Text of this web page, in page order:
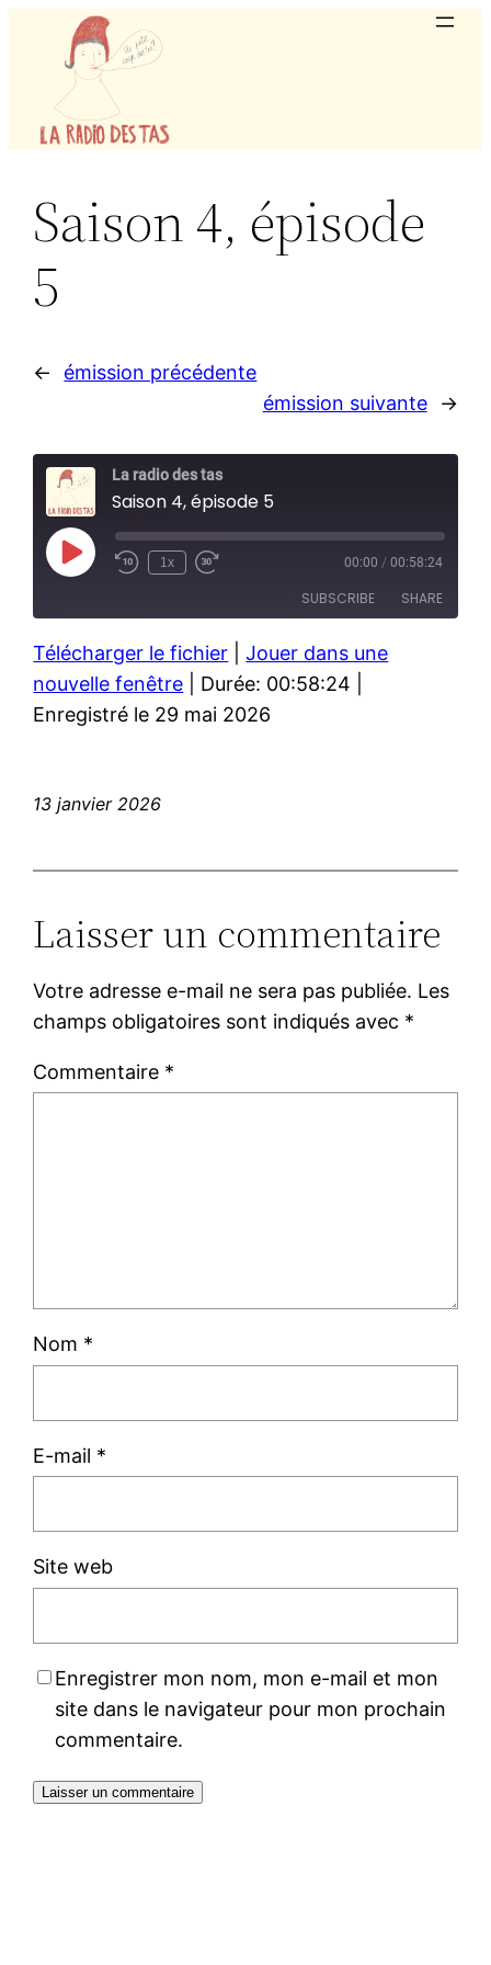
contenu
Saison 4, épisode
5
←
émission précédente
émission suivante
→
La radio des tas
Saison 4, épisode 5
Play
Episode
1x 00:00 / 00:58:24
SUBSCRIBE SHARE
RSS FEED
SHARE
LINK
Télécharger le fichier |Jouer dans une
nouvelle fenêtre
Durée: 00:58:24
Enregistré le 29 mai 2026
13 janvier 2026
Laisser un commentaire
Votre adresse e-mail ne sera pas publiée. Les
champs obligatoires sont indiqués avec *
Commentaire *
Nom *
E-mail *
Site web
Enregistrer mon nom, mon e-mail et mon
site dans le navigateur pour mon prochain
commentaire.